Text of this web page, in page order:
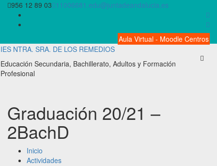
Saltar
contenido
956 12 89 03 11006681.edu@juntadeandalucia.es
Aula Virtual - Moodle Centros
IES NTRA. SRA. DE LOS REMEDIOS
Educación Secundaria, Bachillerato, Adultos y Formación
Profesional
Graduación 20/21 –
2BachD
Inicio
Actividades